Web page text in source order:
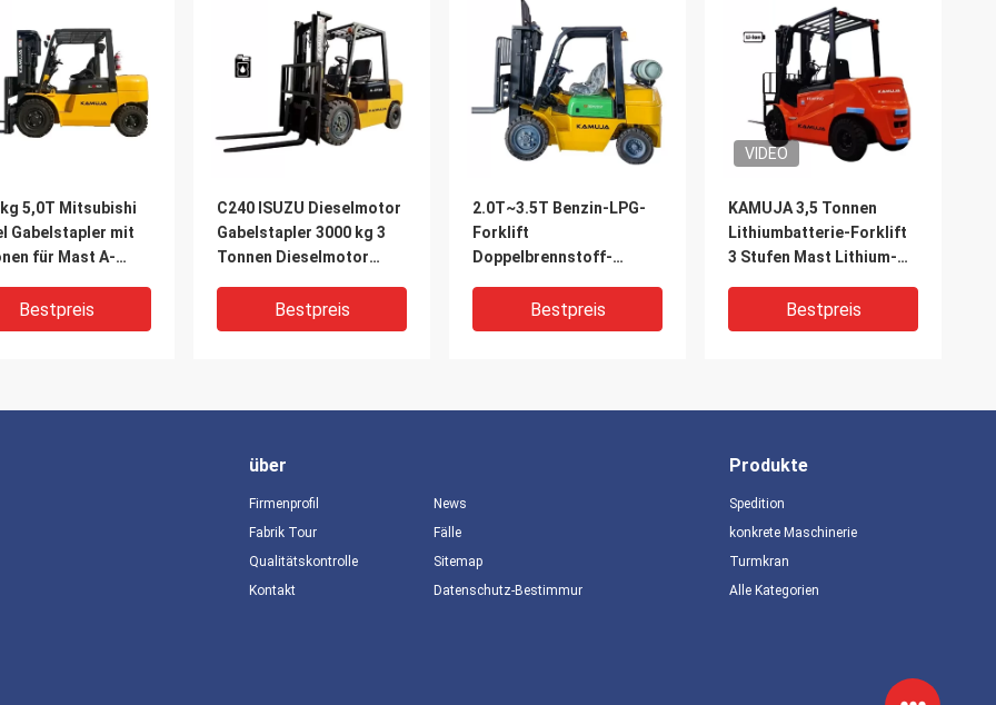
5,0T Mitsubishi
Gabelstapler mit
für Mast A-
Bestpreis
C240 ISUZU Dieselmotor
Gabelstapler 3000 kg 3
Tonnen Dieselmotor
Bestpreis
2.0T~3.5T Benzin-LPG-
Forklift
Doppelbrennstoff-
K21/K25Bestpreis
VIDEO
KAMUJA 3,5 Tonnen
Lithiumbatterie-Forklift
3 Stufen Mast Lithium-
Bestpreis
über
Firmenprofil
Fabrik Tour
Qualitätskontrolle
Kontakt
News
Fälle
Sitemap
Datenschutz-Bestimmungen
Produkte
Spedition
konkrete Maschinerie
Turmkran
Alle Kategorien